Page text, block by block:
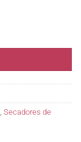
, Secadores de